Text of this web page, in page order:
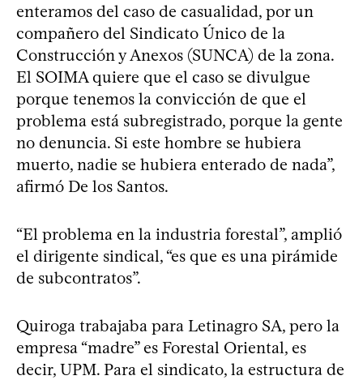
enteramos del caso de casualidad, por un
compañero del Sindicato Único de la
Construcción y Anexos (SUNCA) de la zona.
El SOIMA quiere que el caso se divulgue
porque tenemos la convicción de que el
problema está subregistrado, porque la gente
no denuncia. Si este hombre se hubiera
muerto, nadie se hubiera enterado de nada”,
afirmó De los Santos.
“El problema en la industria forestal”, amplió
el dirigente sindical, “es que es una pirámide
de subcontratos”.
Quiroga trabajaba para Letinagro SA, pero la
empresa “madre” es Forestal Oriental, es
decir, UPM. Para el sindicato, la estructura de